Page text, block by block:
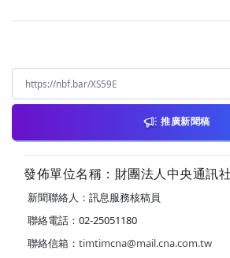
推廣新聞稿
發佈單位名稱：財團法人中央通訊
新聞聯絡人：訊息服務核稿員
聯絡電話：02-25051180
聯絡信箱： timtimcna@mail.cna.com.tw